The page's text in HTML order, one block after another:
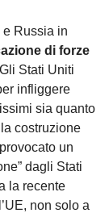
e Russia in
di forze
Stati Uniti
infliggere
sia quanto
costruzione
un
dagli Stati
la recente
non solo a